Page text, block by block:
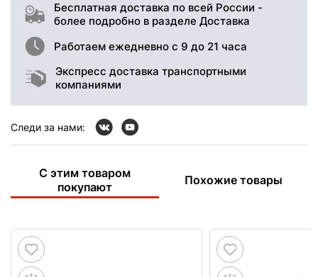
Бесплатная доставка по всей России -
более подробно в разделе Доставка
Работаем ежедневно с 9 до 21 часа
Экспресс доставка транспортными
компаниями
Следи за нами:
С этим товаром
покупают
Похожие товары